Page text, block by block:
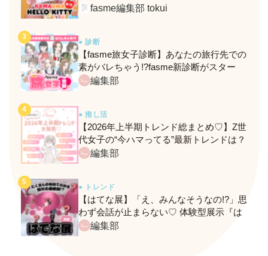
定メニュー＆グッズをレポ！
fasme編集部 tokui
● 診断
【fasme旅女子診断】あなたの旅行先での
素がバレちゃう!?fasme新診断がスター
ト！編集部
● 推し活
【2026年上半期トレンド総まとめ♡】Z世
代女子の“今ハマってる”最新トレンドは？
ネクストバズ予報もチェック♪
編集部
● トレンド
【はてな展】「え、みんなそうなの!?」思
わず会話が止まらない♡ 体験型展示『は
てな展』に行ってきたレポ
編集部